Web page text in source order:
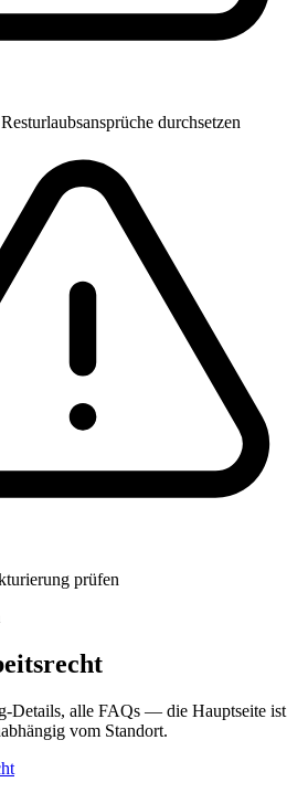
durchsetzen
prüfen
Details, alle FAQs — die Hauptseite ist
vom Standort.